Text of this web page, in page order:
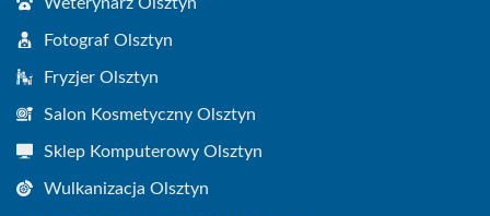
Fotograf Olsztyn
Fryzjer Olsztyn
Salon Kosmetyczny Olsztyn
Sklep Komputerowy Olsztyn
Wulkanizacja Olsztyn